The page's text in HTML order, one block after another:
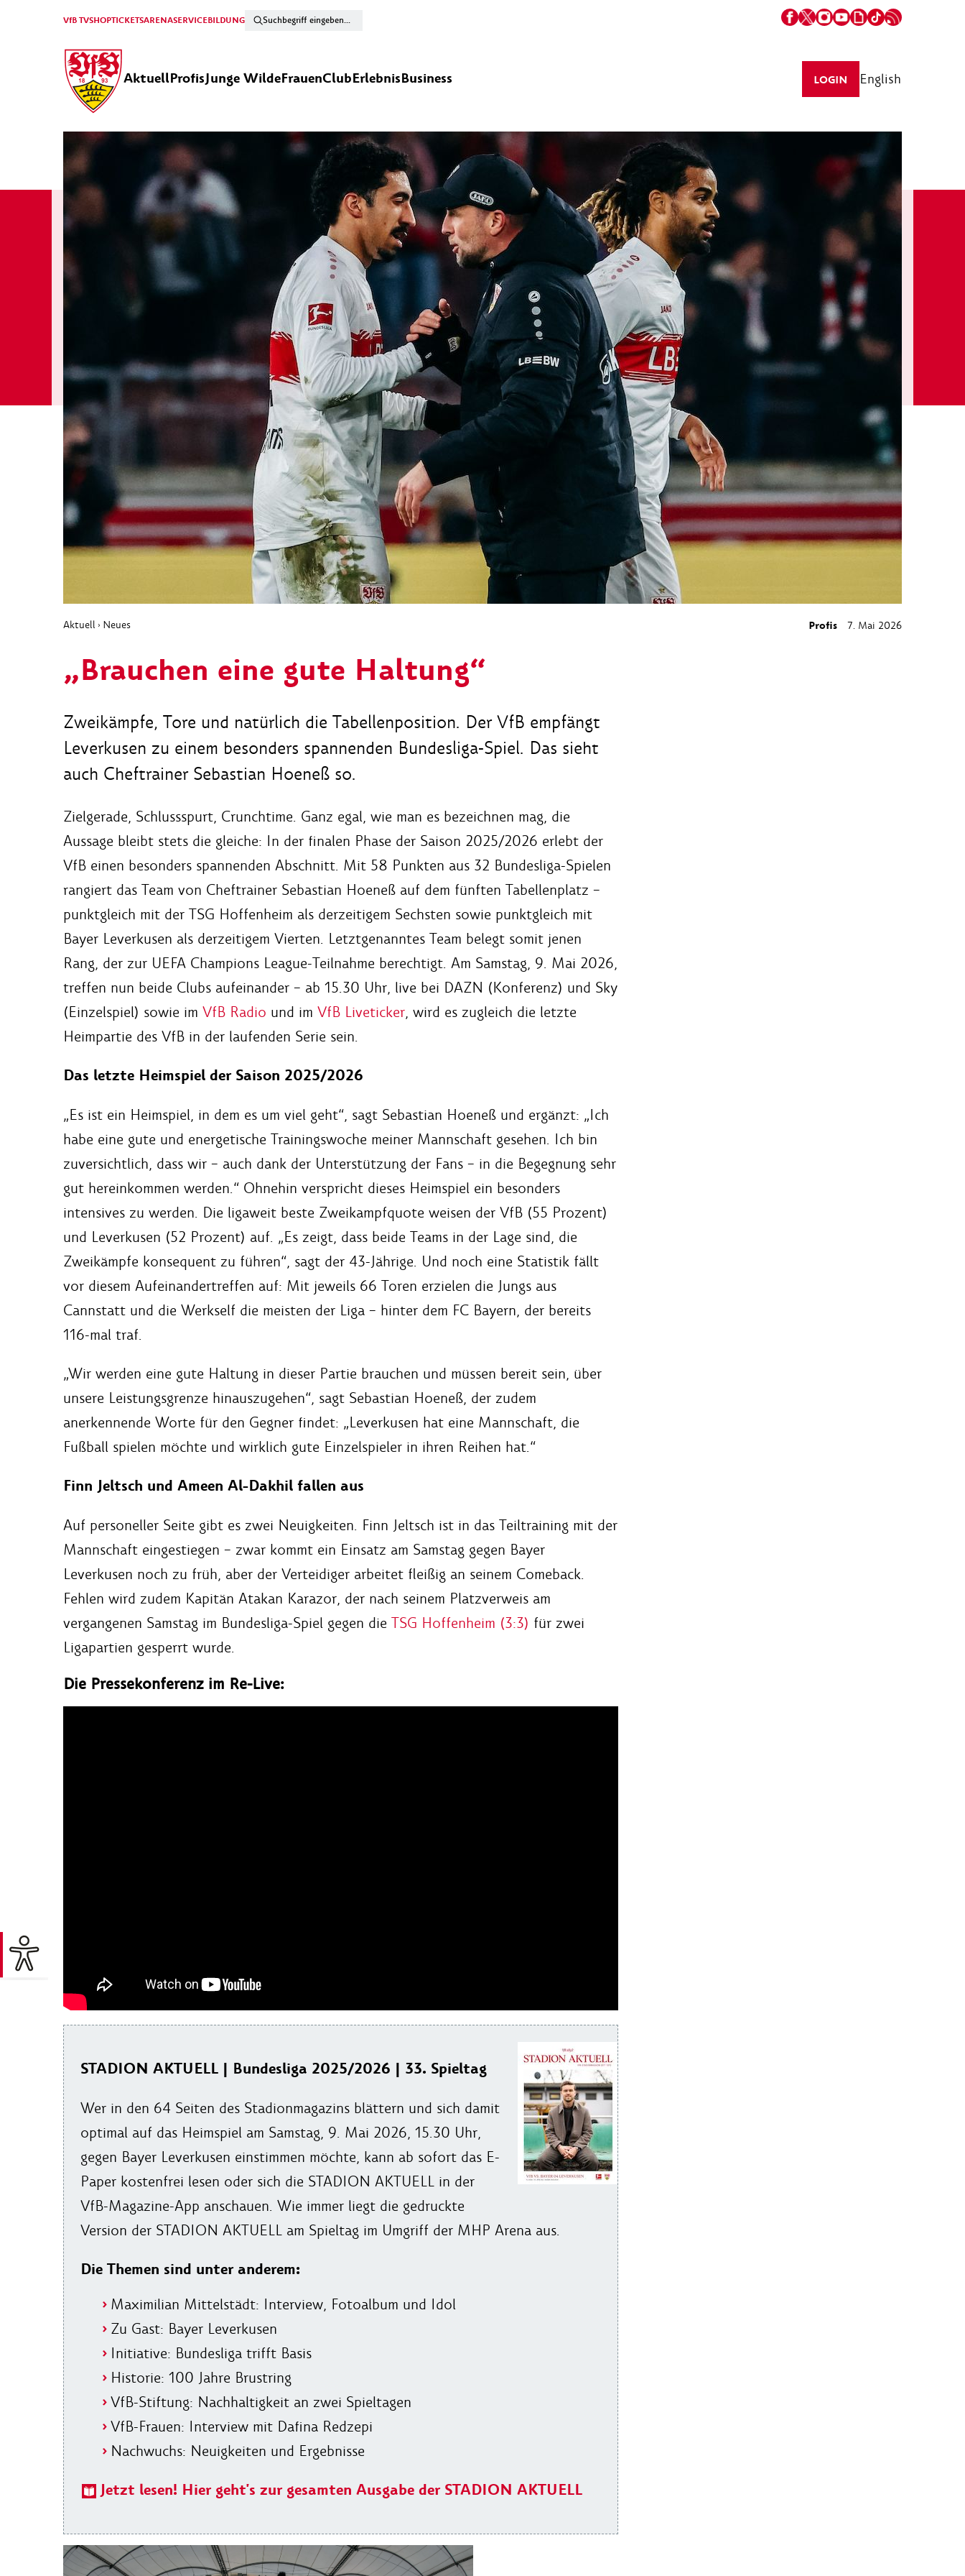
VfB TVSHOPTICKETSARENASERVICEBILDUNG
AktuellProfisJunge WildeFrauenClubErlebnisBusiness LOGIN English
Aktuell › Neues Profis 7. Mai 2026
„Brauchen eine gute Haltung“
Zweikämpfe, Tore und natürlich die Tabellenposition. Der VfB empfängt
Leverkusen zu einem besonders spannenden Bundesliga-Spiel. Das sieht
auch Cheftrainer Sebastian Hoeneß so.
Zielgerade, Schlussspurt, Crunchtime. Ganz egal, wie man es bezeichnen mag, die
Aussage bleibt stets die gleiche: In der finalen Phase der Saison 2025/2026 erlebt der
VfB einen besonders spannenden Abschnitt. Mit 58 Punkten aus 32 Bundesliga-Spielen
rangiert das Team von Cheftrainer Sebastian Hoeneß auf dem fünften Tabellenplatz –
punktgleich mit der TSG Hoffenheim als derzeitigem Sechsten sowie punktgleich mit
Bayer Leverkusen als derzeitigem Vierten. Letztgenanntes Team belegt somit jenen
Rang, der zur UEFA Champions League-Teilnahme berechtigt. Am Samstag, 9. Mai 2026,
treffen nun beide Clubs aufeinander – ab 15.30 Uhr, live bei DAZN (Konferenz) und Sky
(Einzelspiel) sowie im VfB Radio und im VfB Liveticker, wird es zugleich die letzte
Heimpartie des VfB in der laufenden Serie sein.
Das letzte Heimspiel der Saison 2025/2026
„Es ist ein Heimspiel, in dem es um viel geht“, sagt Sebastian Hoeneß und ergänzt: „Ich
habe eine gute und energetische Trainingswoche meiner Mannschaft gesehen. Ich bin
zuversichtlich, dass wir – auch dank der Unterstützung der Fans – in die Begegnung sehr
gut hereinkommen werden.“ Ohnehin verspricht dieses Heimspiel ein besonders
intensives zu werden. Die ligaweit beste Zweikampfquote weisen der VfB (55 Prozent)
und Leverkusen (52 Prozent) auf. „Es zeigt, dass beide Teams in der Lage sind, die
Zweikämpfe konsequent zu führen“, sagt der 43-Jährige. Und noch eine Statistik fällt
vor diesem Aufeinandertreffen auf: Mit jeweils 66 Toren erzielen die Jungs aus
Cannstatt und die Werkself die meisten der Liga – hinter dem FC Bayern, der bereits
116-mal traf.
„Wir werden eine gute Haltung in dieser Partie brauchen und müssen bereit sein, über
unsere Leistungsgrenze hinauszugehen“, sagt Sebastian Hoeneß, der zudem
anerkennende Worte für den Gegner findet: „Leverkusen hat eine Mannschaft, die
Fußball spielen möchte und wirklich gute Einzelspieler in ihren Reihen hat.“
Finn Jeltsch und Ameen Al-Dakhil fallen aus
Auf personeller Seite gibt es zwei Neuigkeiten. Finn Jeltsch ist in das Teiltraining mit der
Mannschaft eingestiegen – zwar kommt ein Einsatz am Samstag gegen Bayer
Leverkusen noch zu früh, aber der Verteidiger arbeitet fleißig an seinem Comeback.
Fehlen wird zudem Kapitän Atakan Karazor, der nach seinem Platzverweis am
vergangenen Samstag im Bundesliga-Spiel gegen die TSG Hoffenheim (3:3) für zwei
Ligapartien gesperrt wurde.
Die Pressekonferenz im Re-Live:
STADION AKTUELL | Bundesliga 2025/2026 | 33. Spieltag
Wer in den 64 Seiten des Stadionmagazins blättern und sich damit
optimal auf das Heimspiel am Samstag, 9. Mai 2026, 15.30 Uhr,
gegen Bayer Leverkusen einstimmen möchte, kann ab sofort das E-
Paper kostenfrei lesen oder sich die STADION AKTUELL in der
VfB-Magazine-App anschauen. Wie immer liegt die gedruckte
Version der STADION AKTUELL am Spieltag im Umgriff der MHP Arena aus.
Die Themen sind unter anderem:
Maximilian Mittelstädt: Interview, Fotoalbum und Idol
Zu Gast: Bayer Leverkusen
Initiative: Bundesliga trifft Basis
Historie: 100 Jahre Brustring
VfB-Stiftung: Nachhaltigkeit an zwei Spieltagen
VfB-Frauen: Interview mit Dafina Redzepi
Nachwuchs: Neuigkeiten und Ergebnisse
Jetzt lesen! Hier geht's zur gesamten Ausgabe der STADION AKTUELL